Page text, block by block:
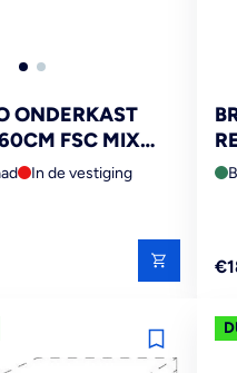
ONDERKAST
FSC MIX
In de vestiging